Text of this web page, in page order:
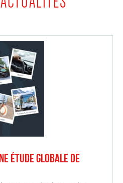
étude globale de